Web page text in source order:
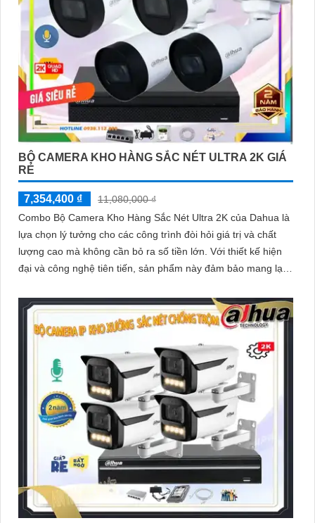
BỘ CAMERA KHO HÀNG SẮC NÉT ULTRA 2K GIÁ
RẺ
7,354,400 ₫
11,080,000 ₫
Combo Bộ Camera Kho Hàng Sắc Nét Ultra 2K của Dahua là
lựa chọn lý tưởng cho các công trình đòi hỏi giá trị và chất
lượng cao mà không cần bỏ ra số tiền lớn. Với thiết kế hiện
đại và công nghệ tiên tiến, sản phẩm này đảm bảo mang lại